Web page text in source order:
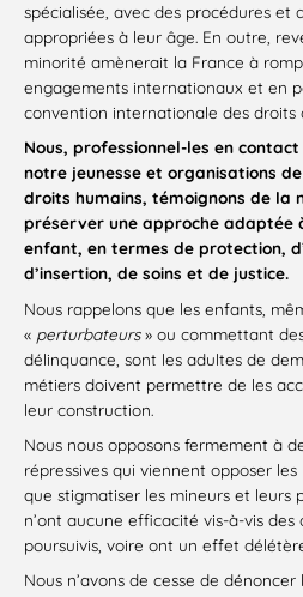
spécialisée, avec des procédures et
appropriées à leur âge. En outre,
minorité amènerait la France à
engagements internationaux et en
convention internationale des droits
Nous, professionnel-les en
notre jeunesse et organisations
droits humains, témoignons de la
préserver une approche adaptée
enfant, en termes de protection,
d’insertion, de soins et de justice.
Nous rappelons que les enfants,
« perturbateurs» ou commettant
délinquance, sont les adultes de
métiers doivent permettre de les
leur construction.
Nous nous opposons fermement à
répressives qui viennent opposer
que stigmatiser les mineurs et leurs
n’ont aucune efficacité vis-à-vis des
poursuivis, voire ont un effet
Nous n’avons de cesse de dénoncer